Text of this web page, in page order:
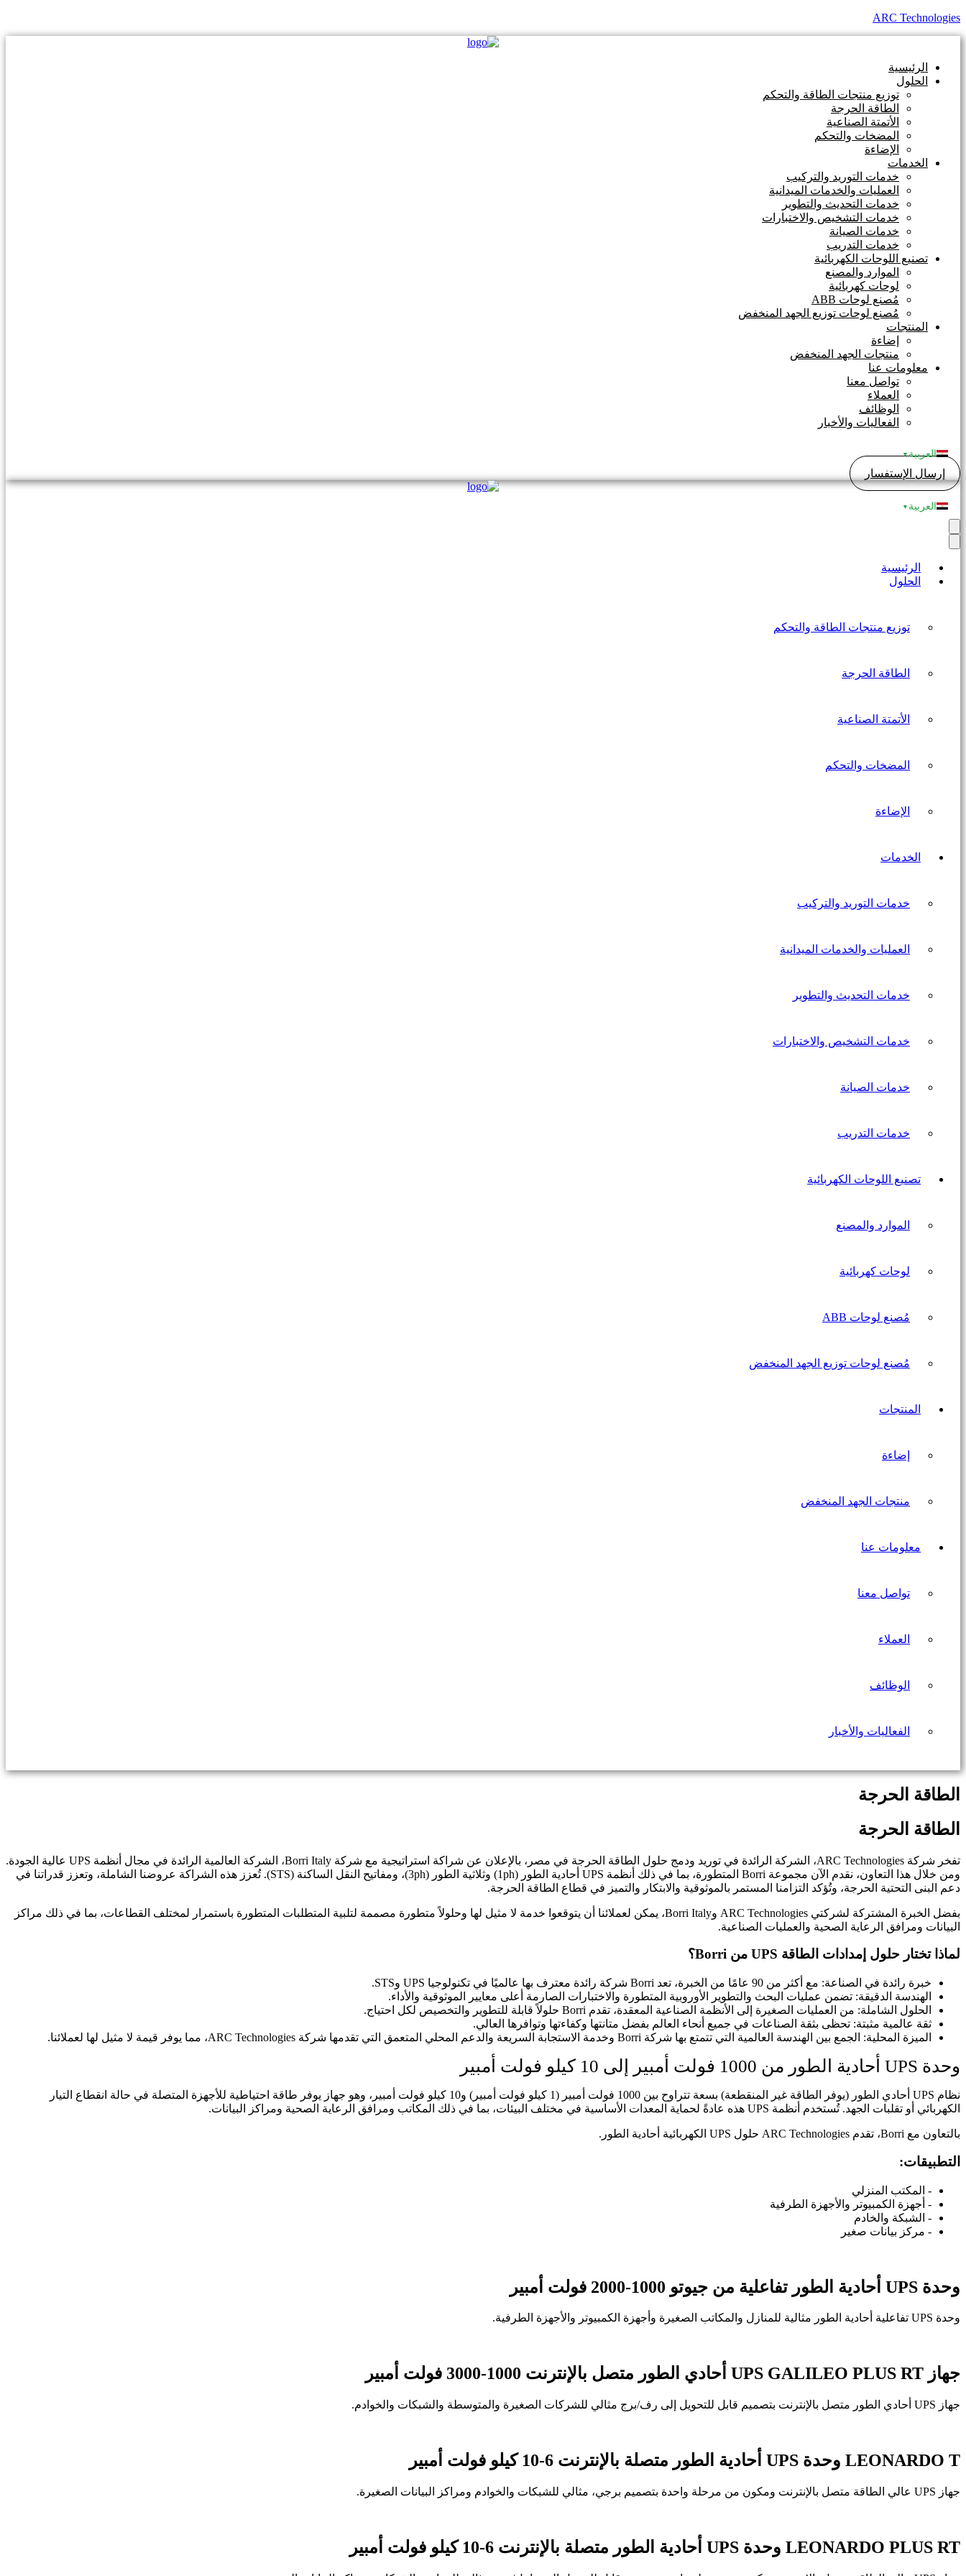
ARC Technologies
الرئيسية
الحلول
توزيع منتجات الطاقة والتحكم
الطاقة الحرجة
الأتمتة الصناعية
المضخات والتحكم
الإضاءة
الخدمات
خدمات التوريد والتركيب
العمليات والخدمات الميدانية
خدمات التحديث والتطوير
خدمات التشخيص والاختبارات
خدمات الصيانة
خدمات التدريب
تصنيع اللوحات الكهربائية
الموارد والمصنع
لوحات كهربائية
مُصنع لوحات ABB
مُصنع لوحات توزيع الجهد المنخفض
المنتجات
إضاءة
منتجات الجهد المنخفض
معلومات عنا
تواصل معنا
العملاء
الوظائف
الفعاليات والأخبار
العربية▼
إرسال الإستفسار
العربية ▼
الرئيسية
الحلول
توزيع منتجات الطاقة والتحكم
الطاقة الحرجة
الأتمتة الصناعية
المضخات والتحكم
الإضاءة
الخدمات
خدمات التوريد والتركيب
العمليات والخدمات الميدانية
خدمات التحديث والتطوير
خدمات التشخيص والاختبارات
خدمات الصيانة
خدمات التدريب
تصنيع اللوحات الكهربائية
الموارد والمصنع
لوحات كهربائية
مُصنع لوحات ABB
مُصنع لوحات توزيع الجهد المنخفض
المنتجات
إضاءة
منتجات الجهد المنخفض
معلومات عنا
تواصل معنا
العملاء
الوظائف
الفعاليات والأخبار
الطاقة الحرجة
الطاقة الحرجة
تفخر شركة ARC Technologies، الشركة الرائدة في توريد ودمج حلول الطاقة الحرجة في مصر، بالإعلان عن شراكة استراتيجية مع شركة Borri Italy، الشركة العالمية الرائدة في مجال أنظمة UPS عالية الجودة.
ومن خلال هذا التعاون، نقدم الآن مجموعة Borri المتطورة، بما في ذلك أنظمة UPS أحادية الطور (1ph) وثلاثية الطور (3ph)، ومفاتيح النقل الساكنة (STS). تُعزز هذه الشراكة عروضنا الشاملة، وتعزز قدراتنا في
دعم البنى التحتية الحرجة، وتُؤكد التزامنا المستمر بالموثوقية والابتكار والتميز في قطاع الطاقة الحرجة.
بفضل الخبرة المشتركة لشركتي ARC Technologies وBorri Italy، يمكن لعملائنا أن يتوقعوا خدمة لا مثيل لها وحلولاً متطورة مصممة لتلبية المتطلبات المتطورة باستمرار لمختلف القطاعات، بما في ذلك مراكز
البيانات ومرافق الرعاية الصحية والعمليات الصناعية.
لماذا تختار حلول إمدادات الطاقة UPS من Borri؟
خبرة رائدة في الصناعة: مع أكثر من 90 عامًا من الخبرة، تعد Borri شركة رائدة معترف بها عالميًا في تكنولوجيا UPS وSTS.
الهندسة الدقيقة: تضمن عمليات البحث والتطوير الأوروبية المتطورة والاختبارات الصارمة أعلى معايير الموثوقية والأداء.
الحلول الشاملة: من العمليات الصغيرة إلى الأنظمة الصناعية المعقدة، تقدم Borri حلولاً قابلة للتطوير والتخصيص لكل احتياج.
ثقة عالمية مثبتة: تحظى بثقة الصناعات في جميع أنحاء العالم بفضل متانتها وكفاءتها وتوافرها العالي.
الميزة المحلية: الجمع بين الهندسة العالمية التي تتمتع بها شركة Borri وخدمة الاستجابة السريعة والدعم المحلي المتعمق التي تقدمها شركة ARC Technologies، مما يوفر قيمة لا مثيل لها لعملائنا.
وحدة UPS أحادية الطور من 1000 فولت أمبير إلى 10 كيلو فولت أمبير
نظام UPS أحادي الطور (يوفر الطاقة غير المنقطعة) بسعة تتراوح بين 1000 فولت أمبير (1 كيلو فولت أمبير) و10 كيلو فولت أمبير، وهو جهاز يوفر طاقة احتياطية للأجهزة المتصلة في حالة انقطاع التيار
الكهربائي أو تقلبات الجهد. تُستخدم أنظمة UPS هذه عادةً لحماية المعدات الأساسية في مختلف البيئات، بما في ذلك المكاتب ومرافق الرعاية الصحية ومراكز البيانات.
بالتعاون مع Borri، تقدم ARC Technologies حلول UPS الكهربائية أحادية الطور.
التطبيقات:
- المكتب المنزلي
- أجهزة الكمبيوتر والأجهزة الطرفية
- الشبكة والخادم
- مركز بيانات صغير
وحدة UPS أحادية الطور تفاعلية من جيوتو 1000-2000 فولت أمبير
وحدة UPS تفاعلية أحادية الطور مثالية للمنازل والمكاتب الصغيرة وأجهزة الكمبيوتر والأجهزة الطرفية.
جهاز UPS GALILEO PLUS RT أحادي الطور متصل بالإنترنت 1000-3000 فولت أمبير
جهاز UPS أحادي الطور متصل بالإنترنت بتصميم قابل للتحويل إلى رف/برج مثالي للشركات الصغيرة والمتوسطة والشبكات والخوادم.
LEONARDO T وحدة UPS أحادية الطور متصلة بالإنترنت 6-10 كيلو فولت أمبير
جهاز UPS عالي الطاقة متصل بالإنترنت ومكون من مرحلة واحدة بتصميم برجي، مثالي للشبكات والخوادم ومراكز البيانات الصغيرة.
LEONARDO PLUS RT وحدة UPS أحادية الطور متصلة بالإنترنت 6-10 كيلو فولت أمبير